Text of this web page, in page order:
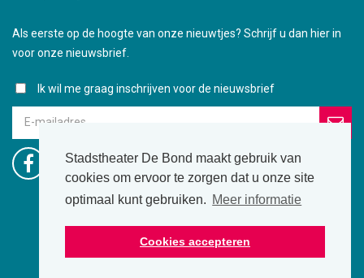
Stadstheater De Bond maakt gebruik van
cookies om ervoor te zorgen dat u onze site
optimaal kunt gebruiken. Meer informatie
Cookies accepteren
Als eerste op de hoogte van onze nieuwtjes? Schrijf u dan hier in
voor onze nieuwsbrief.
Ik wil me graag inschrijven voor de nieuwsbrief